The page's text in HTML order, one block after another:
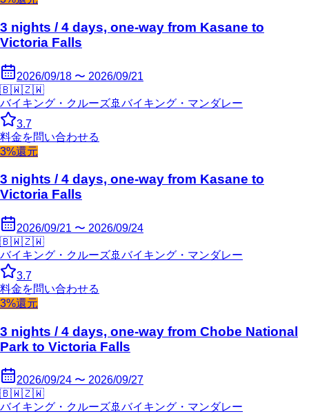
3 nights / 4 days, one-way from Kasane to
Victoria Falls
2026/09/18 〜 2026/09/21
🇧🇼🇿🇼
バイキング・クルーズ🚢 バイキング・マンダレー
3.7
料金を問い合わせる
3%還元
3 nights / 4 days, one-way from Kasane to
Victoria Falls
2026/09/21 〜 2026/09/24
🇧🇼🇿🇼
バイキング・クルーズ🚢 バイキング・マンダレー
3.7
料金を問い合わせる
3%還元
3 nights / 4 days, one-way from Chobe National
Park to Victoria Falls
2026/09/24 〜 2026/09/27
🇧🇼🇿🇼
バイキング・クルーズ🚢バイキング・マンダレー